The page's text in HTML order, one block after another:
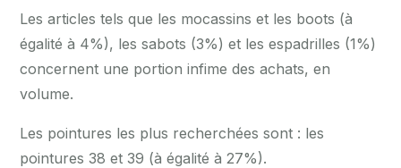
Les articles tels que les mocassins et les boots (à
égalité à 4%), les sabots (3%) et les espadrilles (1%)
concernent une portion infime des achats, en
volume.
Les pointures les plus recherchées sont : les
pointures 38 et 39 (à égalité à 27%).